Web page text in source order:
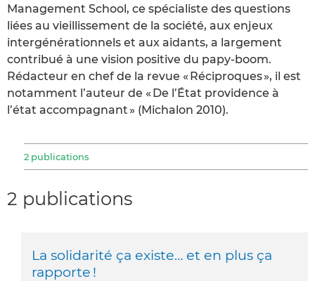
Management School, ce spécialiste des questions
liées au vieillissement de la société, aux enjeux
intergénérationnels et aux aidants, a largement
contribué à une vision positive du papy-boom.
Rédacteur en chef de la revue « Réciproques », il est
notamment l’auteur de « De l’État providence à
l’état accompagnant » (Michalon 2010).
2 publications
2 publications
La solidarité ça existe… et en plus ça
rapporte !